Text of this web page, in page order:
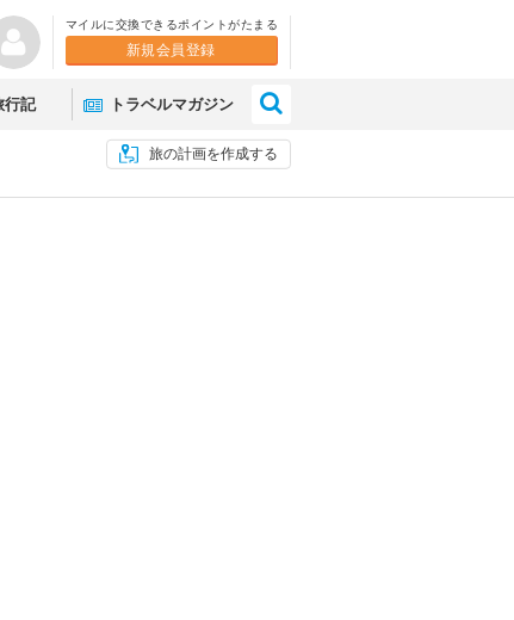
マイルに交換できるポイントがたまる
新規会員登録
行記 トラベルマガジン
旅の計画を作成する